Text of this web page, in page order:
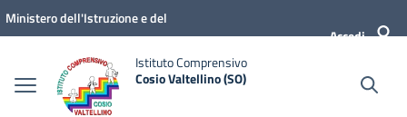
Vai ai contenuti
Vai al menu di navigazione
Vai al footer
Ministero dell'Istruzione e del
Accedi
Istituto Comprensivo
Cosio Valtellino (SO)